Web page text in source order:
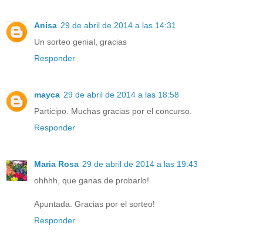
Anisa 29 de abril de 2014 a las 14:31
Un sorteo genial, gracias
Responder
mayca 29 de abril de 2014 a las 18:58
Participo. Muchas gracias por el concurso.
Responder
Maria Rosa 29 de abril de 2014 a las 19:43
ohhhh, que ganas de probarlo!
Apuntada. Gracias por el sorteo!
Responder